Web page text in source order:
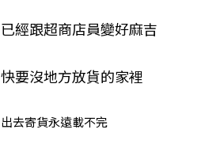
已經跟超商店員變好麻吉
快要沒地方放貨的家裡
出去寄貨永遠載不完